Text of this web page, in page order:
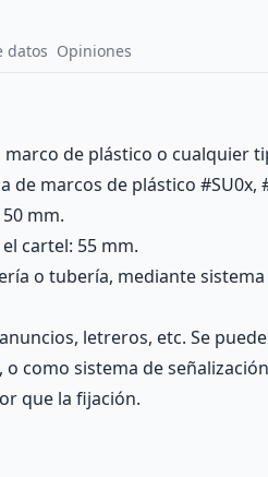
datos Opiniones
de plástico o cualquier
de marcos de plástico #SU0x,
mm.
cartel: 55 mm.
o tubería, mediante
letreros, etc. Se
o como sistema de
que la fijación.